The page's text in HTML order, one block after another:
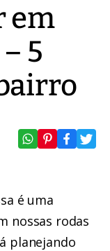
em
5
é uma
nossas rodas
planejando